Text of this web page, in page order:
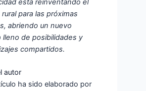
está reinventando el
para las próximas
abriendo un nuevo
lleno de posibilidades y
compartidos.
autor
ha sido elaborado por